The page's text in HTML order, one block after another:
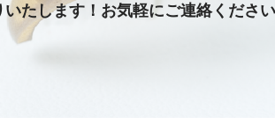
たします！お気軽にご連絡くださ